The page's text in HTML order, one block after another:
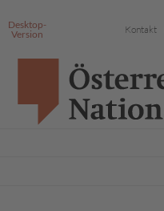
Desktop-
Version
Kontakt